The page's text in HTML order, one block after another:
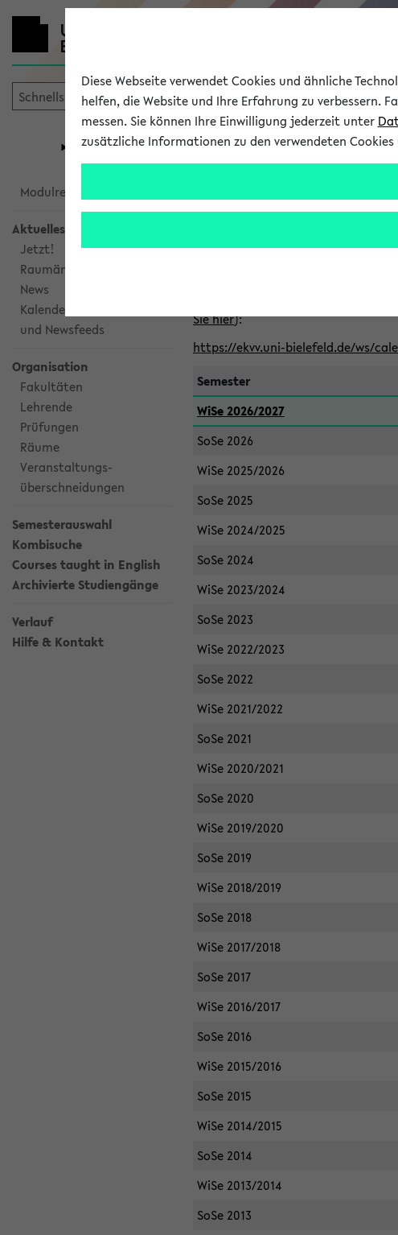
Universität Forschung
eKVV
Modulrecherche
Aktuelles
Jetzt!
Raumänderungen
News
Kalenderintegration
und Newsfeeds
Organisation
Fakultäten
Lehrende
Prüfungen
Räume
Veranstaltungs-
überschneidungen
Semesterauswahl
Kombisuche
Courses taught in English
Archivierte Studiengänge
Verlauf
Hilfe & Kontakt
Alle
Klicken Sie auf das Semester,
Sie hier):
https://ekvv.uni-bielefeld.de/ws/
Semester
WiSe 2026/2027
SoSe 2026
WiSe 2025/2026
SoSe 2025
WiSe 2024/2025
SoSe 2024
WiSe 2023/2024
SoSe 2023
WiSe 2022/2023
SoSe 2022
WiSe 2021/2022
SoSe 2021
WiSe 2020/2021
SoSe 2020
WiSe 2019/2020
SoSe 2019
WiSe 2018/2019
SoSe 2018
WiSe 2017/2018
SoSe 2017
WiSe 2016/2017
SoSe 2016
WiSe 2015/2016
SoSe 2015
WiSe 2014/2015
SoSe 2014
WiSe 2013/2014
SoSe 2013
Diese Webseite verwendet Cookies und ähnliche
helfen, die Website und Ihre Erfahrung zu verbessern.
messen. Sie können Ihre Einwilligung jederzeit unter
zusätzliche Informationen zu den verwendeten Cookies